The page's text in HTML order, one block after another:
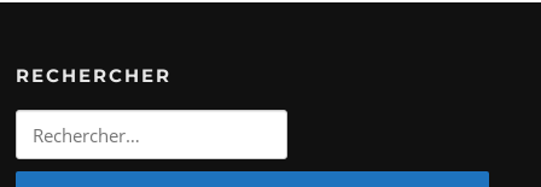
RECHERCHER
Rechercher